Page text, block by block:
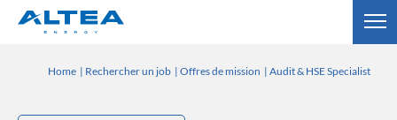
Home Rechercher un job Offres de mission Audit & HSE Specialist